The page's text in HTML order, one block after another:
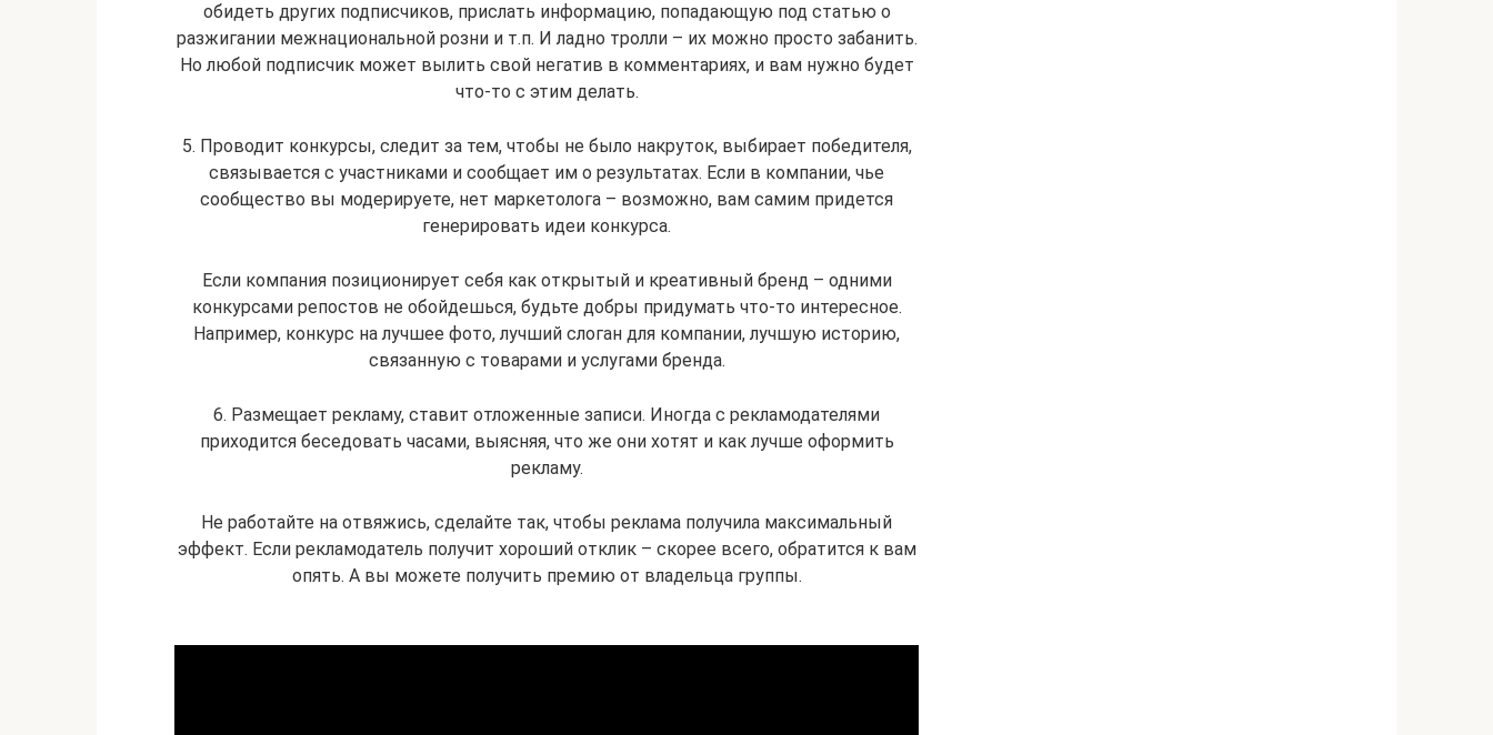
обидеть других подписчиков, прислать информацию, попадающую под статью о
разжигании межнациональной розни и т.п. И ладно тролли – их можно просто забанить.
Но любой подписчик может вылить свой негатив в комментариях, и вам нужно будет
что-то с этим делать.
5. Проводит конкурсы, следит за тем, чтобы не было накруток, выбирает победителя,
связывается с участниками и сообщает им о результатах. Если в компании, чье
сообщество вы модерируете, нет маркетолога – возможно, вам самим придется
генерировать идеи конкурса.
Если компания позиционирует себя как открытый и креативный бренд – одними
конкурсами репостов не обойдешься, будьте добры придумать что-то интересное.
Например, конкурс на лучшее фото, лучший слоган для компании, лучшую историю,
связанную с товарами и услугами бренда.
6. Размещает рекламу, ставит отложенные записи. Иногда с рекламодателями
приходится беседовать часами, выясняя, что же они хотят и как лучше оформить
рекламу.
Не работайте на отвяжись, сделайте так, чтобы реклама получила максимальный
эффект. Если рекламодатель получит хороший отклик – скорее всего, обратится к вам
опять. А вы можете получить премию от владельца группы.